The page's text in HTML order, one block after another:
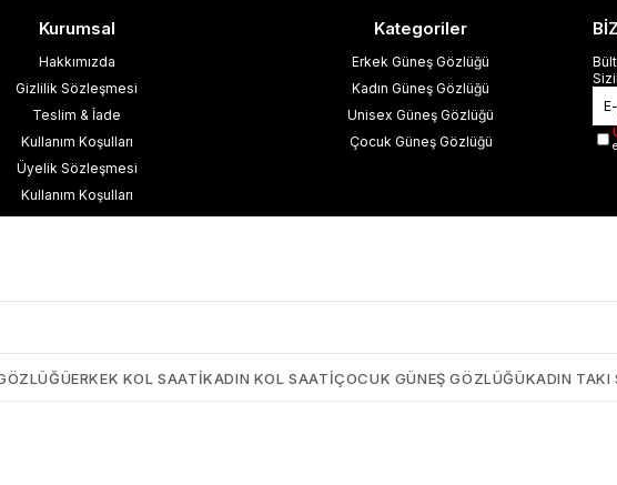
Kurumsal
Hakkımızda
Gizlilik Sözleşmesi
Teslim & İade
Kullanım Koşulları
Üyelik Sözleşmesi
Kullanım Koşulları
Satış Sözleşmesi
Blog
Kategoriler
Erkek Güneş Gözlüğü
Kadın Güneş Gözlüğü
Unisex Güneş Gözlüğü
Çocuk Güneş Gözlüğü
ERKEK KOL SAATIKADIN KOL SAATIÇOCUK GÜNEŞ GÖZLÜĞÜKADIN TAKI